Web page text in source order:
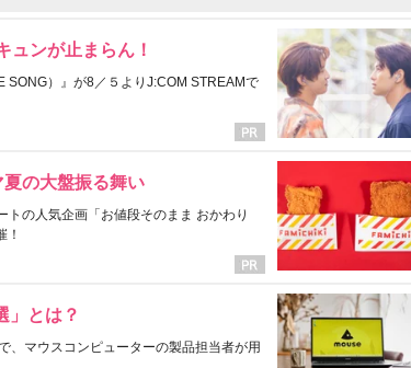
ュンが止まらん！
SONG）』が8／５よりJ:COM STREAMで
の大盤振る舞い
の人気企画「お値段そのまま おかわり
！
」とは？
、マウスコンピューターの製品担当者が用